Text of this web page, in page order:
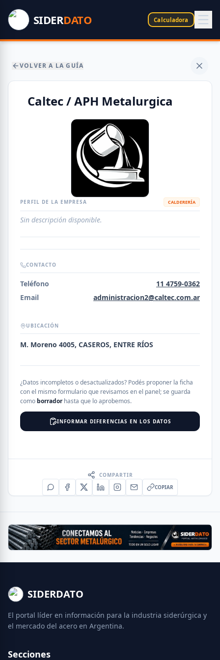
SIDERDATO Calculadora
VOLVER A LA GUÍA
Caltec / APH Metalurgica
PERFIL DE LA EMPRESA CALDERERÍA
Sin descripción disponible.
CONTACTO
Teléfono
11 4759-0362
Email
administracion2@caltec.com.ar
UBICACIÓN
M. Moreno 4005, CASEROS, ENTRE RÍOS
¿Datos incompletos o desactualizados? Podés proponer la ficha
con el mismo formulario que revisamos en el panel; se guarda
como borradorhasta que lo aprobemos.
INFORMAR DIFERENCIAS EN LOS DATOS
COMPARTIR
COPIAR
SIDERDATO
El portal líder en información para la industria siderúrgica y
el mercado del acero en Argentina.
Secciones